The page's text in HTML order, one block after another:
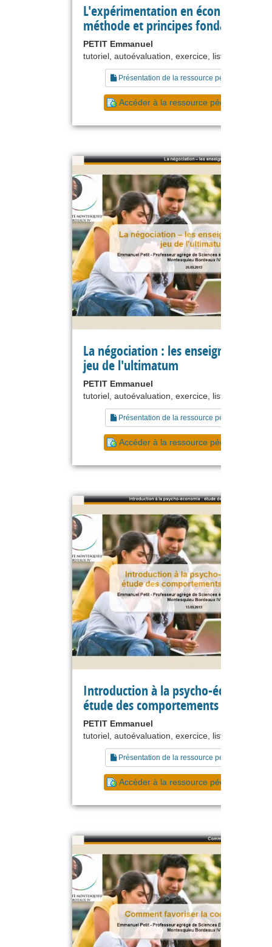
L'expérimentation en économie :
méthode et principes fondateurs
PETIT Emmanuel
tutoriel, autoévaluation, exercice, liste de
Présentation de la ressource pédagogique
Accéder à la ressource pédagogique
La négociation : les enseignements
jeu de l'ultimatum
PETIT Emmanuel
tutoriel, autoévaluation, exercice, liste de
Présentation de la ressource pédagogique
Accéder à la ressource pédagogique
Introduction à la psycho-économie :
étude des comportements
PETIT Emmanuel
tutoriel, autoévaluation, exercice, liste de
Présentation de la ressource pédagogique
Accéder à la ressource pédagogique